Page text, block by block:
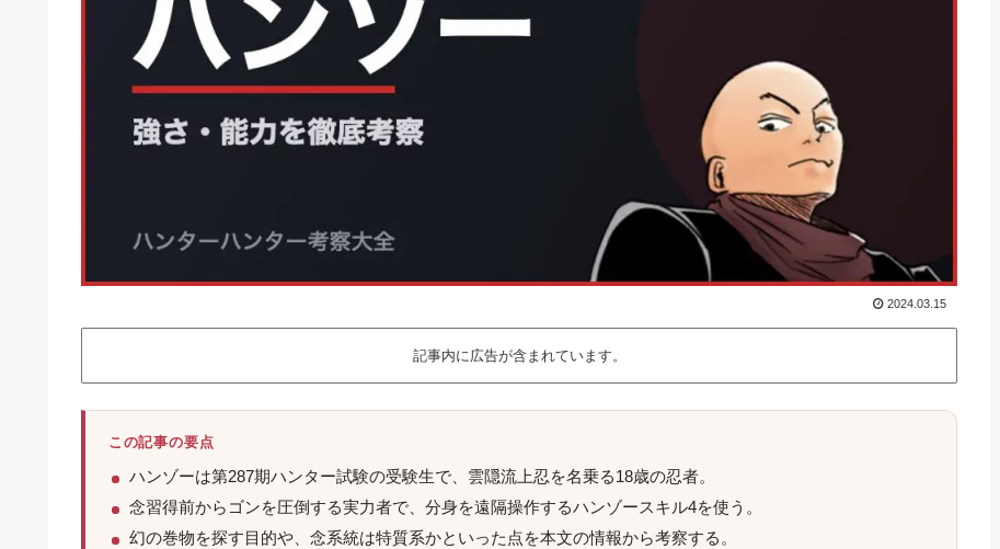
2024.03.15
記事内に広告が含まれています。
この記事の要点
ハンゾーは第287期ハンター試験の受験生で、雲隠流上忍を名乗る18歳の忍者。
念習得前からゴンを圧倒する実力者で、分身を遠隔操作するハンゾースキル4を使う。
幻の巻物を探す目的や、念系統は特質系かといった点を本文の情報から考察する。